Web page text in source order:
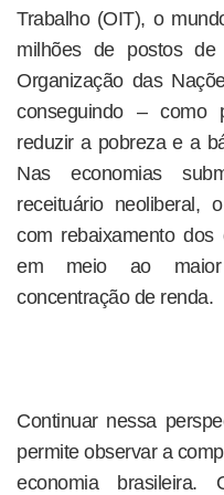
Trabalho (OIT), o
milhões de postos
Organização das
conseguindo – como
reduzir a pobreza e a
Nas economias
receituário neoliberal,
com rebaixamento
em meio ao maior
concentração de renda.
Continuar nessa
permite observar a
economia brasileira.